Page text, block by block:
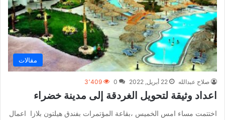
مقالات
صلاح عبدالله 22 أبريل, 2022 0 3٬409
اعداد وثيقة لتحويل الغردقة إلى مدينة خضراء
اختتمت مساء امس الخميس ،بقاعة المؤتمرات بفندق هيلتون بلازا اعمال